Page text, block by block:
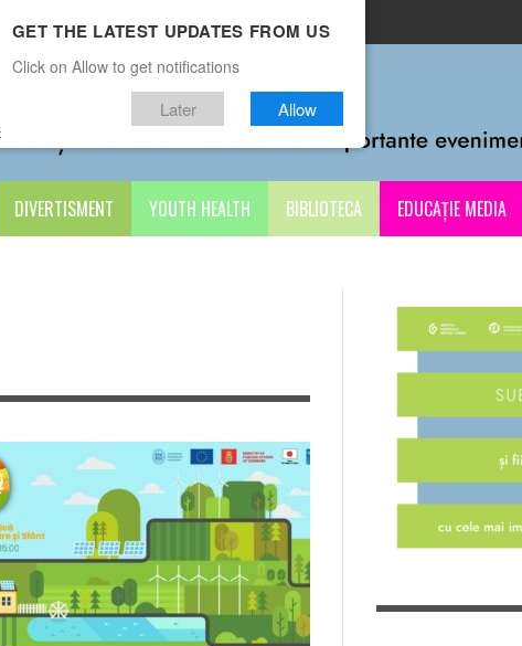
CONTACTE
DIVERTISMENT YOUTH HEALTH BIBLIOTECA EDUCAȚIE MEDIA
GET THE LATEST UPDATES FROM US
Click on Allow to get notifications
Later Allow